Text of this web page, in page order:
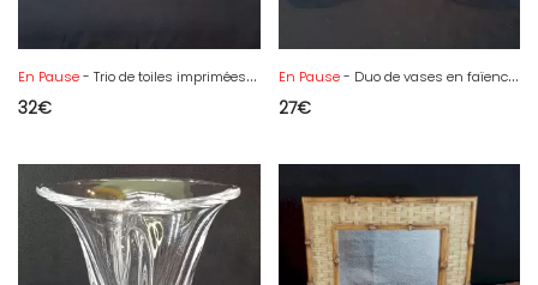
En Pause- Trio de toiles imprimées ours en peluche
32€
En Pause- Duo de vases en faïence décor Fragonard
27€